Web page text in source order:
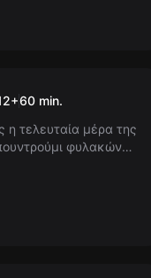
+60 min.
τελευταία μέρα της
φυλακών